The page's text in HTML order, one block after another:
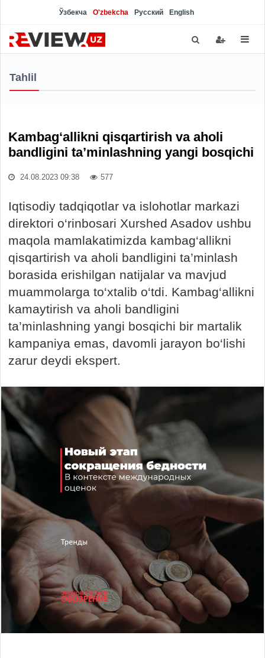
Ўзбекча O'zbekcha Русский English
Tahlil
Kambag‘allikni qisqartirish va aholi
bandligini ta’minlashning yangi bosqichi
24.08.2023 09:38 577
Iqtisodiy tadqiqotlar va islohotlar markazi
direktori o‘rinbosari Xurshed Asadov ushbu
maqola mamlakatimizda kambag‘allikni
qisqartirish va aholi bandligini ta’minlash
borasida erishilgan natijalar va mavjud
muammolarga to‘xtalib o‘tdi. Kambag‘allikni
kamaytirish va aholi bandligini
ta’minlashning yangi bosqichi bir martalik
kampaniya emas, davomli jarayon bo‘lishi
zarur deydi ekspert.